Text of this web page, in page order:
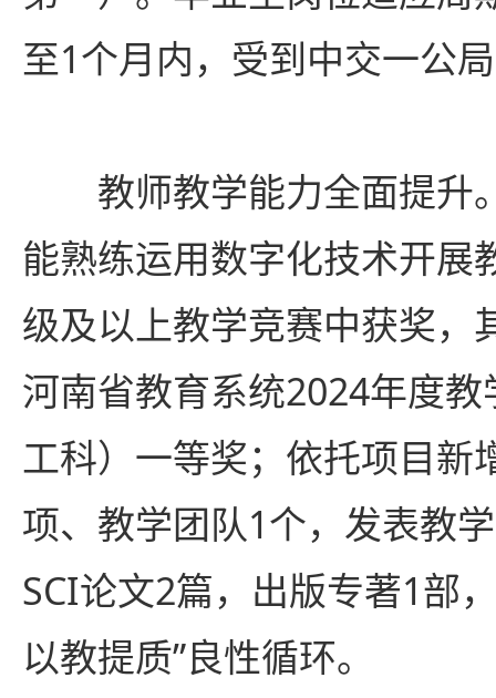
至1个月内，受到中交一公
教师教学能力全面提升
能熟练运用数字化技术开展
级及以上教学竞赛中获奖，
河南省教育系统2024年度
工科）一等奖；依托项目新
项、教学团队1个，发表教
SCI论文2篇，出版专著1部
以教提质”良性循环。